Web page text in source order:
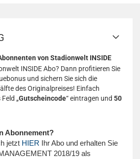
von Stadionwelt INSIDE
INSIDE Abo? Dann profitieren Sie
und sichern Sie sich die
des Originalpreises! Einfach
Feld „Gutscheincode“ eintragen und 50
Abonnement?
jetzt HIER Ihr Abo und erhalten Sie
2018/19 als